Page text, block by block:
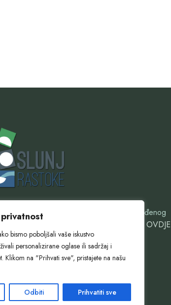
bismo poboljšali vaše iskustvo
personalizirane oglase ili sadržaj i
Klikom na "Prihvati sve", pristajete na našu
Odbiti Prihvatiti sve
propusnice za korištenje novoizgrađenog
i šetnice u Rastokama preuzmite ovdje OVDJE
dostaviti osobno ili putem e-maila